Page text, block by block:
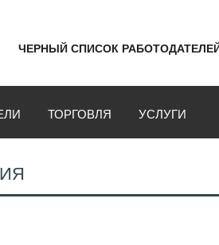
ЧЕРНЫЙ СПИСОК
ТОРГОВЛЯ УСЛУГИ